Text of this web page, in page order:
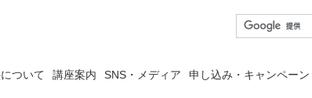
ついて 講座案内 SNS・メディア 申し込み・キャンペーン